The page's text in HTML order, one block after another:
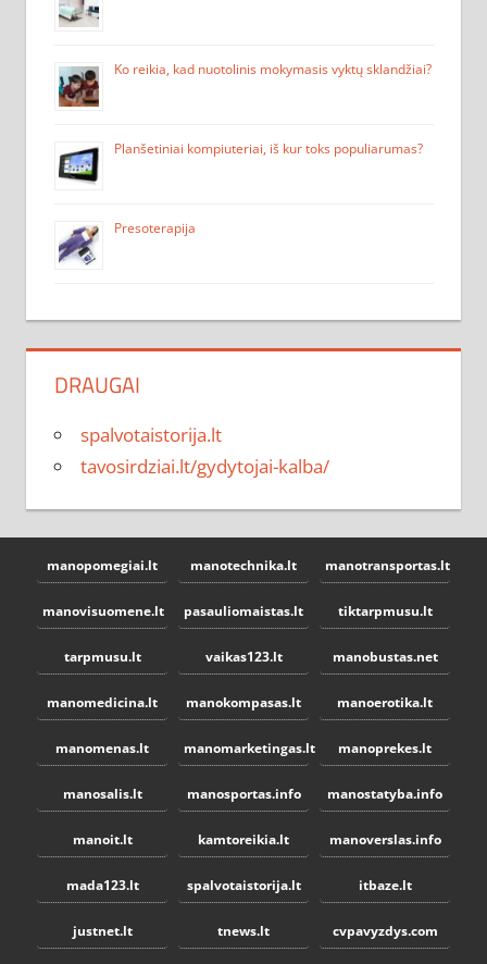
Ko reikia, kad nuotolinis mokymasis vyktų sklandžiai?
Planšetiniai kompiuteriai, iš kur toks populiarumas?
Presoterapija
DRAUGAI
spalvotaistorija.lt
tavosirdziai.lt/gydytojai-kalba/
manopomegiai.lt manotechnika.lt manotransportas.lt
manovisuomene.lt pasauliomaistas.lt tiktarpmusu.lt
tarpmusu.lt vaikas123.lt manobustas.net
manomedicina.lt manokompasas.lt manoerotika.lt
manomenas.lt manomarketingas.lt manoprekes.lt
manosalis.lt manosportas.info manostatyba.info
manoit.lt kamtoreikia.lt manoverslas.info
mada123.lt spalvotaistorija.lt itbaze.lt
justnet.lt tnews.lt cvpavyzdys.com